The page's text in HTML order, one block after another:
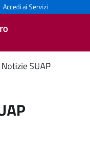
Accedi ai Servizi
Notizie SUAP